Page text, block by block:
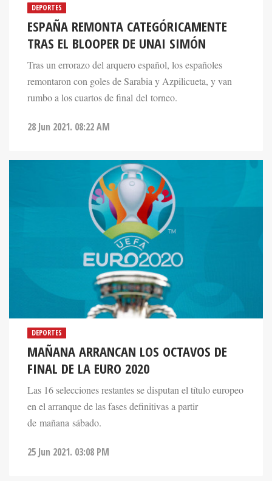
DEPORTES
ESPAÑA REMONTA CATEGÓRICAMENTE
TRAS EL BLOOPER DE UNAI SIMÓN
Tras un errorazo del arquero español, los españoles
remontaron con goles de Sarabia y Azpilicueta, y van
rumbo a los cuartos de final del torneo.
28 Jun 2021. 08:22 AM
DEPORTES
MAÑANA ARRANCAN LOS OCTAVOS DE
FINAL DE LA EURO 2020
Las 16 selecciones restantes se disputan el título europeo
en el arranque de las fases definitivas a partir
de mañana sábado.
25 Jun 2021. 03:08 PM